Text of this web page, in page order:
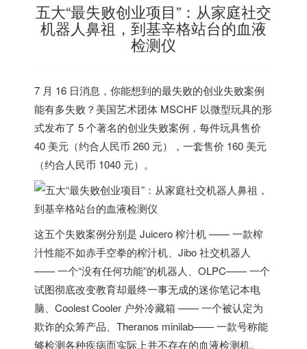
五大“最失败创业项目”：从家庭社交
机器人鼻祖，到基辛格站台的血液
检测仪
7 月 16 日消息，你能想到的最失败的创业失败案例
能有多失败？ 美国艺术团体 MSCHF 以微型玩具的形
式发布了 5 个著名的创业失败案例，每件玩具售价
40 美元（约合人民币 260 元），一套售价 160 美元
（约合人民币 1040 元）。
这五个失败案例分别是 Juicero 榨汁机 —— 一款榨
汁性能不如赤手空拳的榨汁机、Jibo 社交机器人
—— 一个“没有任何功能”的机器人、OLPC—— 一个
试图彻底改变教育却最终一事无成的迷你笔记本电
脑、Coolest Cooler 户外冷藏箱 —— 一个被认定为
欺诈的众筹产品、Theranos minilab—— 一款号称能
够检测各种疾病而实际上并不存在的血液检测机。